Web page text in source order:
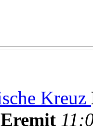
Kreuz
Eremit